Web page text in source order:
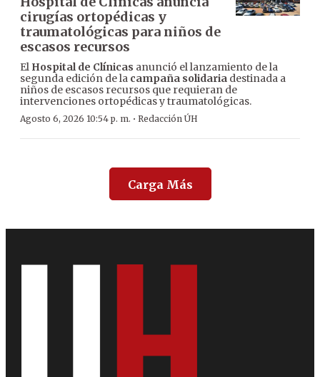
cirugías ortopédicas y
traumatológicas para niños de
escasos recursos
El Hospital de Clínicas anunció el lanzamiento de la
segunda edición de la campaña solidaria destinada a
niños de escasos recursos que requieran de
intervenciones ortopédicas y traumatológicas.
Agosto 6, 2026 10:54 p. m. · Redacción ÚH
Carga Más